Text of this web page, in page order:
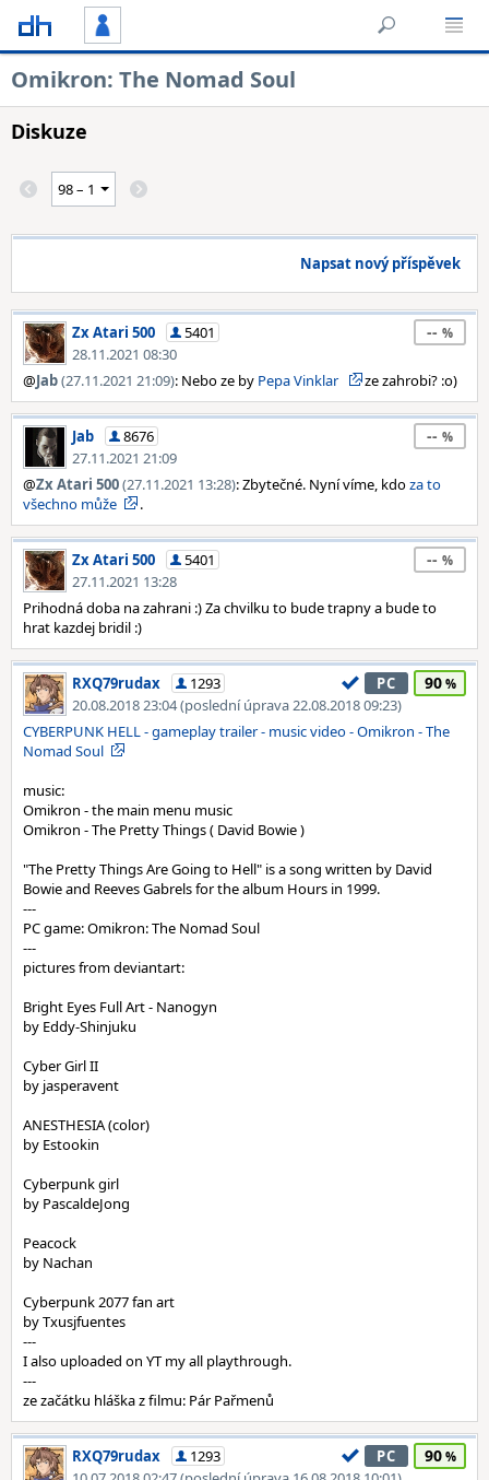
Omikron: The Nomad Soul
Diskuze
Napsat nový příspěvek
Zx Atari 500
5401
28.11.2021 08:30
--
@Jab(27.11.2021 21:09): Nebo ze by Pepa Vinklar ze zahrobi? :o)
Jab
8676
27.11.2021 21:09
--
@Zx Atari 500(27.11.2021 13:28): Zbytečné. Nyní víme, kdoza to
všechno může
.
Zx Atari 500
5401
27.11.2021 13:28
--
Prihodná doba na zahrani :) Za chvilku to bude trapny a bude to
hrat kazdej bridil :)
RXQ79rudax
1293
20.08.2018 23:04 (poslední úprava 22.08.2018 09:23)
PC 90
CYBERPUNK HELL - gameplay trailer - music video - Omikron - The
Nomad Soul
music:
Omikron - the main menu music
Omikron - The Pretty Things ( David Bowie )
"The Pretty Things Are Going to Hell" is a song written by David
Bowie and Reeves Gabrels for the album Hours in 1999.
---
PC game: Omikron: The Nomad Soul
---
pictures from deviantart:
Bright Eyes Full Art - Nanogyn
by Eddy-Shinjuku
Cyber Girl II
by jasperavent
ANESTHESIA (color)
by Estookin
Cyberpunk girl
by PascaldeJong
Peacock
by Nachan
Cyberpunk 2077 fan art
by Txusjfuentes
---
I also uploaded on YT my all playthrough.
---
ze začátku hláška z filmu: Pár Pařmenů
RXQ79rudax
1293
PC 90